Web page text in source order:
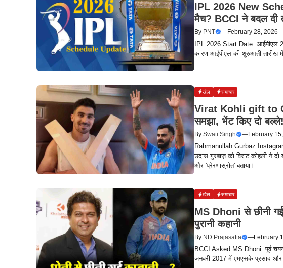
IPL 2026 New
मैच? BCCI ने बदल दी
By PNT —February 28, 2026
IPL 2026 Start Date: आईपीएल
कारण आईपीएल की शुरुआती तारीख में
खेल समाचार
Virat Kohli gift to
समझा, भेंट किए दो
BySwati Singh —February
Rahmanullah Gurbaz
उदास गुरबाज़ को विराट कोहली ने
और 'प्रेरणास्रोत' बताया।
खेल समाचार
MS Dhoni से छीनी गई
पुरानी कहानी
By ND Prajasatta —February
BCCI Asked MS Dhoni: पूर्व
जनवरी 2017 में एमएसके प्रसाद और